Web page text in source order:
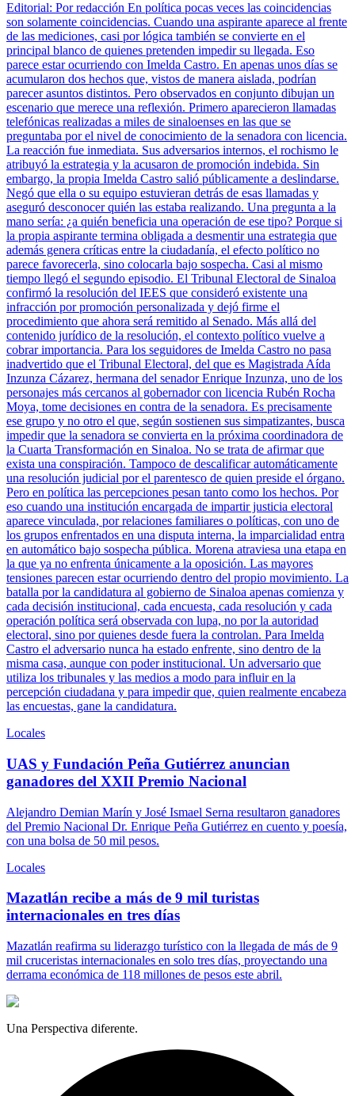
Editorial: Por redacción En política pocas veces las coincidencias
son solamente coincidencias. Cuando una aspirante aparece al frente
de las mediciones, casi por lógica también se convierte en el
principal blanco de quienes pretenden impedir su llegada. Eso
parece estar ocurriendo con Imelda Castro. En apenas unos días se
acumularon dos hechos que, vistos de manera aislada, podrían
parecer asuntos distintos. Pero observados en conjunto dibujan un
escenario que merece una reflexión. Primero aparecieron llamadas
telefónicas realizadas a miles de sinaloenses en las que se
preguntaba por el nivel de conocimiento de la senadora con licencia.
La reacción fue inmediata. Sus adversarios internos, el rochismo le
atribuyó la estrategia y la acusaron de promoción indebida. Sin
embargo, la propia Imelda Castro salió públicamente a deslindarse.
Negó que ella o su equipo estuvieran detrás de esas llamadas y
aseguró desconocer quién las estaba realizando. Una pregunta a la
mano sería: ¿a quién beneficia una operación de ese tipo? Porque si
la propia aspirante termina obligada a desmentir una estrategia que
además genera críticas entre la ciudadanía, el efecto político no
parece favorecerla, sino colocarla bajo sospecha. Casi al mismo
tiempo llegó el segundo episodio. El Tribunal Electoral de Sinaloa
confirmó la resolución del IEES que consideró existente una
infracción por promoción personalizada y dejó firme el
procedimiento que ahora será remitido al Senado. Más allá del
contenido jurídico de la resolución, el contexto político vuelve a
cobrar importancia. Para los seguidores de Imelda Castro no pasa
inadvertido que el Tribunal Electoral, del que es Magistrada Aída
Inzunza Cázarez, hermana del senador Enrique Inzunza, uno de los
personajes más cercanos al gobernador con licencia Rubén Rocha
Moya, tome decisiones en contra de la senadora. Es precisamente
ese grupo y no otro el que, según sostienen sus simpatizantes, busca
impedir que la senadora se convierta en la próxima coordinadora de
la Cuarta Transformación en Sinaloa. No se trata de afirmar que
exista una conspiración. Tampoco de descalificar automáticamente
una resolución judicial por el parentesco de quien preside el órgano.
Pero en política las percepciones pesan tanto como los hechos. Por
eso cuando una institución encargada de impartir justicia electoral
aparece vinculada, por relaciones familiares o políticas, con uno de
los grupos enfrentados en una disputa interna, la imparcialidad entra
en automático bajo sospecha pública. Morena atraviesa una etapa en
la que ya no enfrenta únicamente a la oposición. Las mayores
tensiones parecen estar ocurriendo dentro del propio movimiento. La
batalla por la candidatura al gobierno de Sinaloa apenas comienza y
cada decisión institucional, cada encuesta, cada resolución y cada
operación política será observada con lupa, no por la autoridad
electoral, sino por quienes desde fuera la controlan. Para Imelda
Castro el adversario nunca ha estado enfrente, sino dentro de la
misma casa, aunque con poder institucional. Un adversario que
utiliza los tribunales y las medios a modo para influir en la
percepción ciudadana y para impedir que, quien realmente encabeza
las encuestas, gane la candidatura.
Locales
UAS y Fundación Peña Gutiérrez anuncian
ganadores del XXII Premio Nacional
Alejandro Demian Marín y José Ismael Serna resultaron ganadores
del Premio Nacional Dr. Enrique Peña Gutiérrez en cuento y poesía,
con una bolsa de 50 mil pesos.
Locales
Mazatlán recibe a más de 9 mil turistas
internacionales en tres días
Mazatlán reafirma su liderazgo turístico con la llegada de más de 9
mil cruceristas internacionales en solo tres días, proyectando una
derrama económica de 118 millones de pesos este abril.
Una Perspectiva diferente.